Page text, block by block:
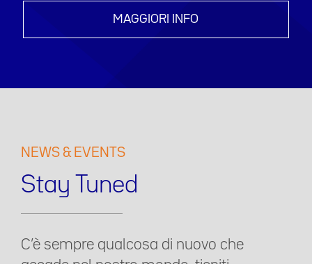
MAGGIORI INFO
NEWS & EVENTS
Stay Tuned
C’è sempre qualcosa di nuovo che